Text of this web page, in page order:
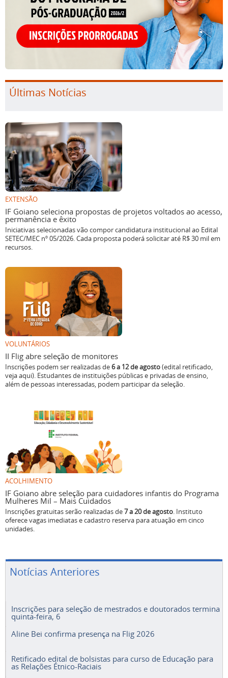
Últimas Notícias
EXTENSÃO
IF Goiano seleciona propostas de projetos voltados ao acesso,
permanência e êxito
Iniciativas selecionadas vão compor candidatura institucional ao Edital
SETEC/MEC nº 05/2026. Cada proposta poderá solicitar até R$ 30 mil em
recursos.
VOLUNTÁRIOS
II Flig abre seleção de monitores
Inscrições podem ser realizadas de6 a 12 de agosto(edital retificado,
veja aqui). Estudantes de instituições públicas e privadas de ensino,
além de pessoas interessadas, podem participar da seleção.
ACOLHIMENTO
IF Goiano abre seleção para cuidadores infantis do Programa
Mulheres Mil – Mais Cuidados
Inscrições gratuitas serão realizadas de7 a 20 de agosto. Instituto
oferece vagas imediatas e cadastro reserva para atuação em cinco
unidades.
Notícias Anteriores
Inscrições para seleção de mestrados e doutorados termina
quinta-feira, 6
Aline Bei confirma presença na Flig 2026
Retificado edital de bolsistas para curso de Educação para
as Relações Étnico-Raciais